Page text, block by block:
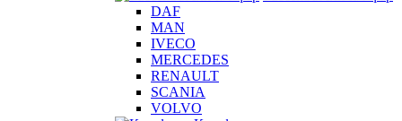
DAF
MAN
IVECO
MERCEDES
RENAULT
SCANIA
VOLVO